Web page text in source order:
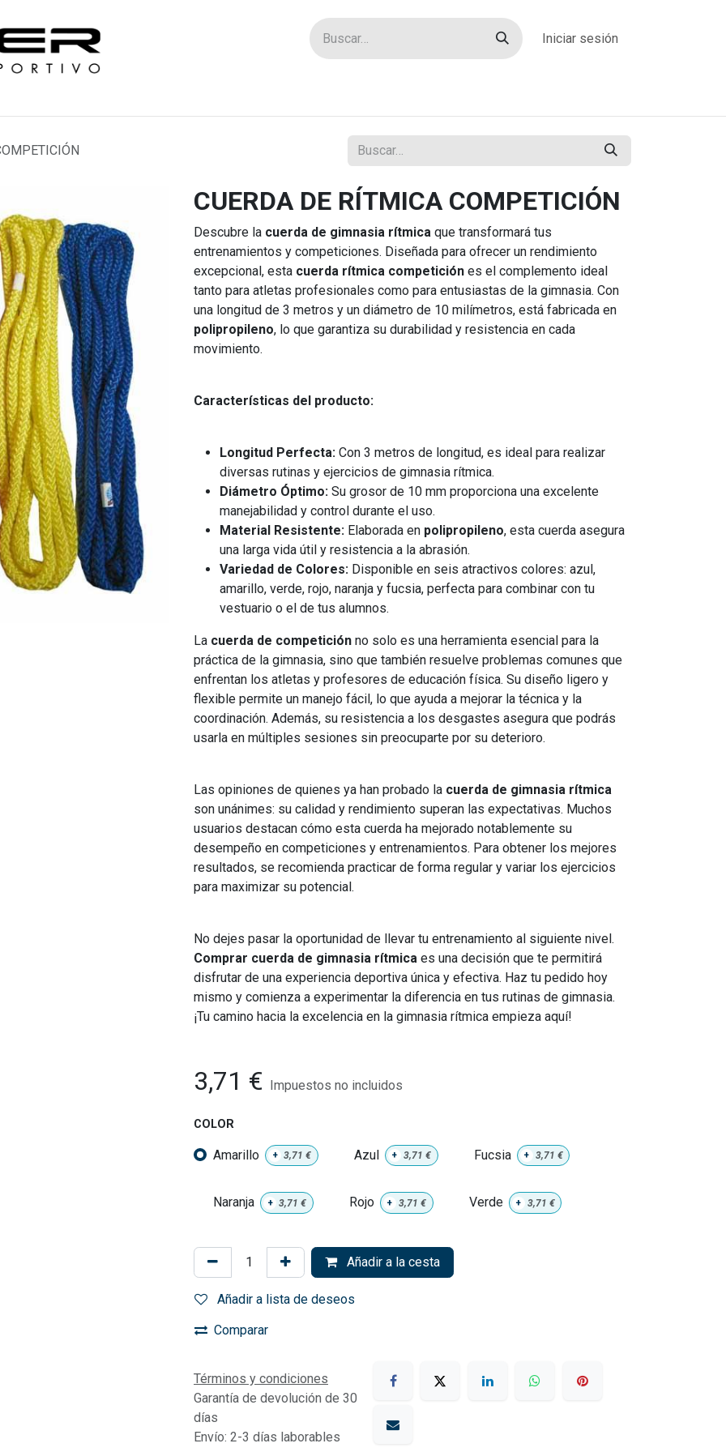
Iniciar sesión
CUERDA DE RÍTMICA COMPETICIÓN
Descubre la cuerda de gimnasia rítmica que transformará tus
entrenamientos y competiciones. Diseñada para ofrecer un rendimiento
excepcional, esta cuerda rítmica competición es el complemento ideal
tanto para atletas profesionales como para entusiastas de la gimnasia. Con
una longitud de 3 metros y un diámetro de 10 milímetros, está fabricada en
polipropileno, lo que garantiza su durabilidad y resistencia en cada
movimiento.
Características del producto:
Longitud Perfecta: Con 3 metros de longitud, es ideal para realizar
diversas rutinas y ejercicios de gimnasia rítmica.
Diámetro Óptimo: Su grosor de 10 mm proporciona una excelente
manejabilidad y control durante el uso.
Material Resistente: Elaborada en polipropileno, esta cuerda asegura
una larga vida útil y resistencia a la abrasión.
Variedad de Colores: Disponible en seis atractivos colores: azul,
amarillo, verde, rojo, naranja y fucsia, perfecta para combinar con tu
vestuario o el de tus alumnos.
La cuerda de competición no solo es una herramienta esencial para la
práctica de la gimnasia, sino que también resuelve problemas comunes que
enfrentan los atletas y profesores de educación física. Su diseño ligero y
flexible permite un manejo fácil, lo que ayuda a mejorar la técnica y la
coordinación. Además, su resistencia a los desgastes asegura que podrás
usarla en múltiples sesiones sin preocuparte por su deterioro.
Las opiniones de quienes ya han probado la cuerda de gimnasia rítmica
son unánimes: su calidad y rendimiento superan las expectativas. Muchos
usuarios destacan cómo esta cuerda ha mejorado notablemente su
desempeño en competiciones y entrenamientos. Para obtener los mejores
resultados, se recomienda practicar de forma regular y variar los ejercicios
para maximizar su potencial.
No dejes pasar la oportunidad de llevar tu entrenamiento al siguiente nivel.
Comprar cuerda de gimnasia rítmica es una decisión que te permitirá
disfrutar de una experiencia deportiva única y efectiva. Haz tu pedido hoy
mismo y comienza a experimentar la diferencia en tus rutinas de gimnasia.
¡Tu camino hacia la excelencia en la gimnasia rítmica empieza aquí!
3,71 € Impuestos no incluidos
COLOR
Amarillo + 3,71 € Azul + 3,71 € Fucsia + 3,71 €
Naranja + 3,71 € Rojo + 3,71 € Verde + 3,71 €
Añadir a la cesta
Añadir a lista de deseos
Comparar
Términos y condiciones
Garantía de devolución de 30
días
Envío: 2-3 días laborables